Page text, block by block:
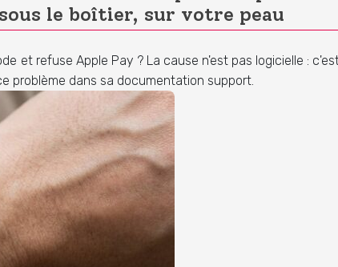
le boîtier, sur votre peau
et refuse Apple Pay ? La cause n'est pas logicielle :
problème dans sa documentation support.